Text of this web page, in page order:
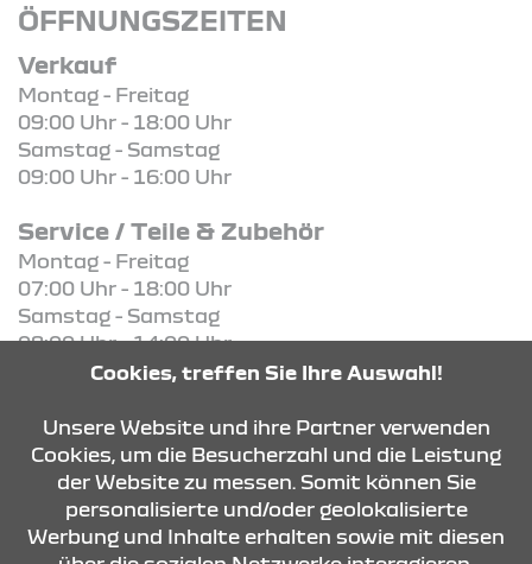
ÖFFNUNGSZEITEN
Verkauf
Montag - Freitag
09:00 Uhr - 18:00 Uhr
Samstag - Samstag
09:00 Uhr - 16:00 Uhr
Service / Teile & Zubehör
Montag - Freitag
07:00 Uhr - 18:00 Uhr
Samstag - Samstag
08:00 Uhr - 14:00 Uhr
KONTAKT & ANFAHRT
ÖFFNUNGSZEITEN
Cookies, treffen Sie Ihre Auswahl!
Unsere Website und ihre Partner verwenden
Cookies, um die Besucherzahl und die Leistung
der Website zu messen. Somit können Sie
personalisierte und/oder geolokalisierte
Werbung und Inhalte erhalten sowie mit diesen